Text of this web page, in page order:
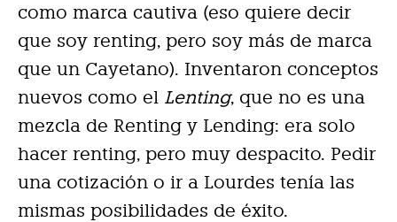
como marca cautiva (eso quiere decir
que soy renting, pero soy más de marca
que un Cayetano). Inventaron conceptos
nuevos como el Lenting, que no es una
mezcla de Renting y Lending: era solo
hacer renting, pero muy despacito. Pedir
una cotización o ir a Lourdes tenía las
mismas posibilidades de éxito.